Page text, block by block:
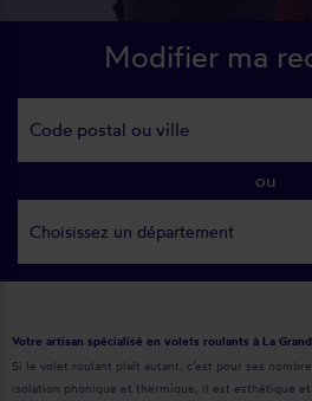
Modifier ma
ou
Choisissez un département
Votre artisan spécialisé en volets roulants à La
Si le volet roulant plaît autant, c’est pour ses
isolation phonique et thermique, il est esthétique